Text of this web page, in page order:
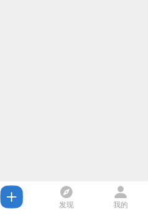
发现 我的